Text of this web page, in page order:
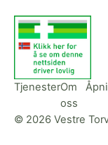
TjenesterOm
oss
© 2026 Vestre